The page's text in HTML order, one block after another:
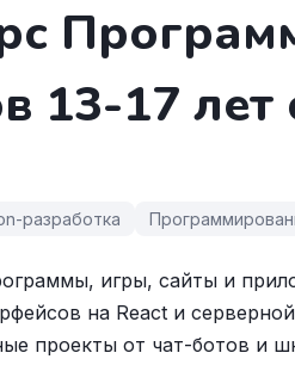
13-17
разработка
игры, сайты и
на React и
проекты от чат-ботов и